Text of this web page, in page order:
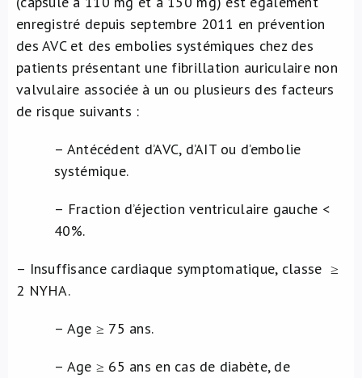
enregistré depuis septembre 2011 en prévention
des AVC et des embolies systémiques chez des
patients présentant une fibrillation auriculaire non
valvulaire associée à un ou plusieurs des facteurs
de risque suivants :
– Antécédent d’AVC, d’AIT ou d’embolie
systémique.
– Fraction d’éjection ventriculaire gauche <
40%.
– Insuffisance cardiaque symptomatique, classe ≥
2 NYHA.
– Age ≥ 75 ans.
– Age ≥ 65 ans en cas de diabète, de